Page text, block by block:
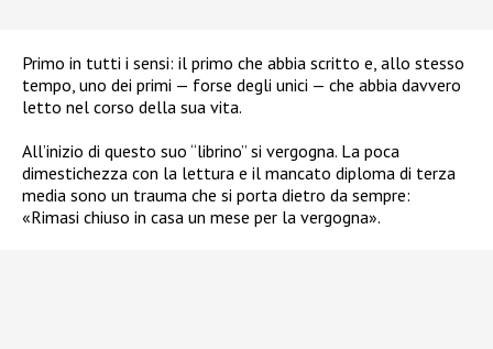
Primo in tutti i sensi: il primo che abbia scritto e, allo stesso
tempo, uno dei primi — forse degli unici — che abbia davvero
letto nel corso della sua vita.
All’inizio di questo suo “librino” si vergogna. La poca
dimestichezza con la lettura e il mancato diploma di terza
media sono un trauma che si porta dietro da sempre:
«Rimasi chiuso in casa un mese per la vergogna».